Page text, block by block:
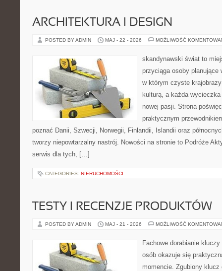
ARCHITEKTURA I DESIGN
POSTED BY ADMIN MAJ - 22 - 2026 MOŻLIWOŚĆ
skandynawski świat to
przyciąga osoby planujące
w którym czyste
kulturą, a każda
nowej pasji. Strona
praktycznym
poznać Danii, Szwecji, Norwegii, Finlandii, Islandii oraz
tworzy niepowtarzalny nastrój. Nowości na stronie to Podróże
serwis dla tych, […]
CATEGORIES: NIERUCHOMOŚCI
TESTY I RECENZJE PRODUKTÓW
POSTED BY ADMIN MAJ - 21 - 2026 MOŻLIWOŚĆ
Fachowe dorabianie
osób okazuje się
momencie. Zgubiony